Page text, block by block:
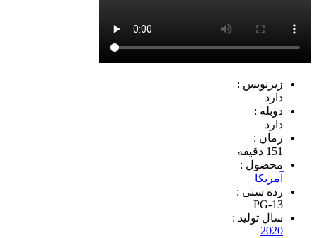
زیرنویس :
دارد
دوبله :
دارد
زمان :
151 دقیقه
محصول :
آمریکا
رده سنی :
PG-13
سال تولید :
2020